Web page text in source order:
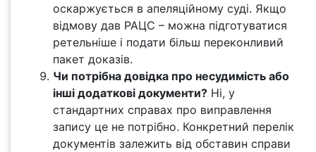
оскаржується в апеляційному суді. Якщо
відмову дав РАЦС – можна підготуватися
ретельніше і подати більш переконливий
пакет доказів.
Чи потрібна довідка про несудимість або
інші додаткові документи? Ні, у
стандартних справах про виправлення
запису це не потрібно. Конкретний перелік
документів залежить від обставин справи